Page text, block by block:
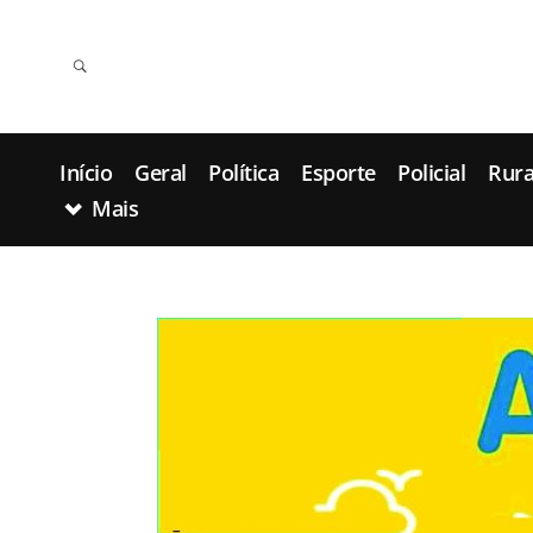
Início Geral Política Esporte Policial
Mais